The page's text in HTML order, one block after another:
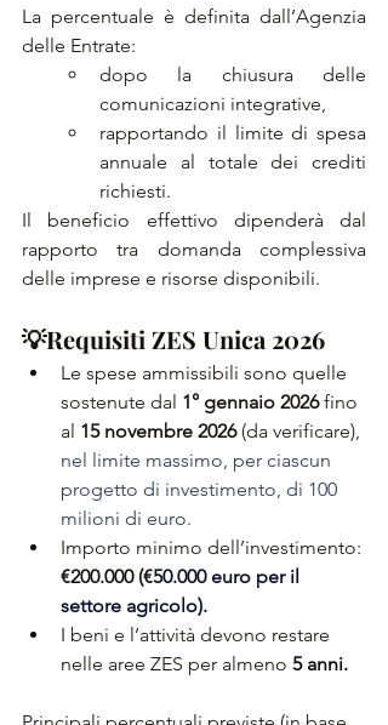
La percentuale è definita dall’Agenzia
delle Entrate:
dopo la chiusura delle
comunicazioni integrative,
rapportando il limite di spesa
annuale al totale dei crediti
richiesti.
Il beneficio effettivo dipenderà dal
rapporto tra domanda complessiva
delle imprese e risorse disponibili.
💡Requisiti ZES Unica 2026
Le spese ammissibili sono quelle
sostenute dal 1° gennaio 2026 fino
al 15 novembre 2026 (da verificare),
nel limite massimo, per ciascun
progetto di investimento, di 100
milioni di euro.
Importo minimo dell’investimento:
€200.000 (€50.000 euro per il
settore agricolo).
I beni e l’attività devono restare
nelle aree ZES per almeno 5 anni.